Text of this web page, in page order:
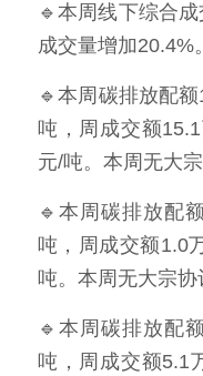
🔹本周线下综合
成交量增加20.4%。
🔹本周碳排放配
吨，周成交额
元/吨。本周无大宗
🔹本周碳排放配
吨，周成交额1.0
吨。本周无大宗协
🔹本周碳排放配
吨，周成交额5.1